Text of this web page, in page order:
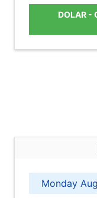
DOLAR -
Monday